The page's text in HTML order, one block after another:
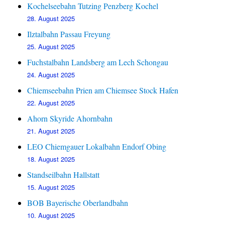
Kochelseebahn Tutzing Penzberg Kochel
28. August 2025
Ilztalbahn Passau Freyung
25. August 2025
Fuchstalbahn Landsberg am Lech Schongau
24. August 2025
Chiemseebahn Prien am Chiemsee Stock Hafen
22. August 2025
Ahorn Skyride Ahornbahn
21. August 2025
LEO Chiemgauer Lokalbahn Endorf Obing
18. August 2025
Standseilbahn Hallstatt
15. August 2025
BOB Bayerische Oberlandbahn
10. August 2025